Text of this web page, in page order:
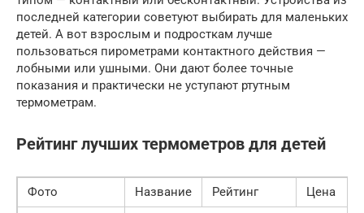
последней категории советуют выбирать для маленьких
детей. А вот взрослым и подросткам лучше
пользоваться пирометрами контактного действия —
лобными или ушными. Они дают более точные
показания и практически не уступают ртутным
термометрам.
Рейтинг лучших термометров для детей
Фото Название Рейтинг
Цена